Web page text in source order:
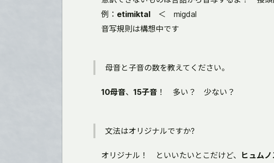
例： etimiktal ＜ migdal
音写規則は構想中です
母音と子音の数を教えてください。
10母音、 15子音 ！ 多い？ 少ない？
文法はオリジナルですか?
オリジナル！ といいたいとこだけど、 ヒュムノ